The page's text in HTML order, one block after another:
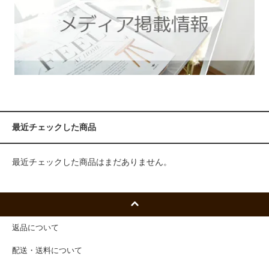
最近チェックした商品
最近チェックした商品はまだありません。
返品について
配送・送料について